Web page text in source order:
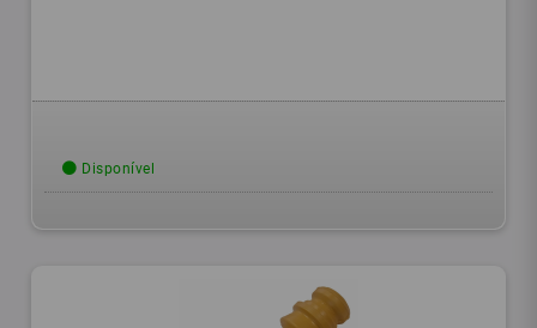
Disponível